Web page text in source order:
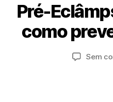
Pré-
como
Sem